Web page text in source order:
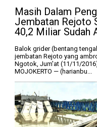
Masih Dalam
Jembatan Rejoto
40,2 Miliar Sudah
Balok grider (bentang
jembatan Rejoto yang
Ngotok, Jum'at (11/11/
MOJOKERTO — (harianbu...